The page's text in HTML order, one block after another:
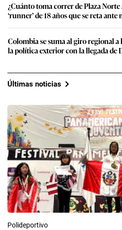
¿Cuánto toma correr de Plaza
‘runner’ de 18 años que se reta
Colombia se suma al giro regional
la política exterior con la llegada de
Últimas noticias
Polideportivo